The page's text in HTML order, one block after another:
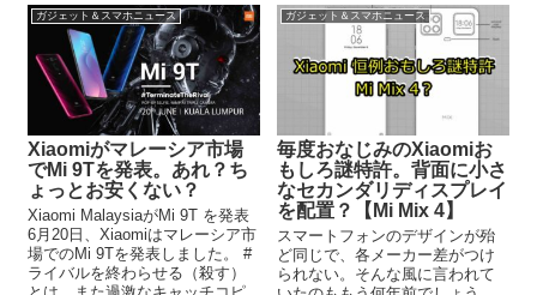
ガジェット＆スマホニュース
Xiaomiがマレーシア市場
でMi 9Tを発表。あれ？ち
ょっとお安くない？
Xiaomi MalaysiaがMi 9T を発表
6月20日、Xiaomiはマレーシア市
場でのMi 9Tを発表しました。 #
ライバルを終わらせる（殺す）
ガジェット＆スマホニュース
毎度おなじみのXiaomiお
もしろ謎特許。背面に小さ
なセカンダリディスプレイ
を配置？【Mi Mix 4】
スマートフォンのデザインが殆
ど同じで、各メーカー差がつけ
られない。そんな風に言われて